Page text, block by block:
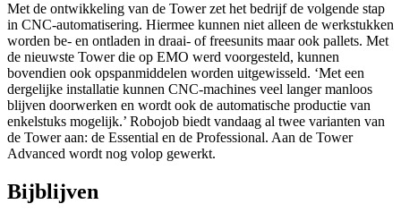
Met de ontwikkeling van de Tower zet het bedrijf de volgende stap
in CNC-automatisering. Hiermee kunnen niet alleen de werkstukken
worden be- en ontladen in draai- of freesunits maar ook pallets. Met
de nieuwste Tower die op EMO werd voorgesteld, kunnen
bovendien ook opspanmiddelen worden uitgewisseld. ‘Met een
dergelijke installatie kunnen CNC-machines veel langer manloos
blijven doorwerken en wordt ook de automatische productie van
enkelstuks mogelijk.’ Robojob biedt vandaag al twee varianten van
de Tower aan: de Essential en de Professional. Aan de Tower
Advanced wordt nog volop gewerkt.
Bijblijven